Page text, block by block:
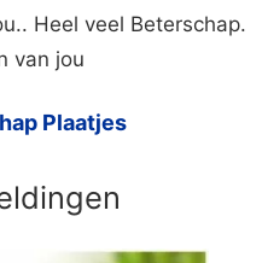
Heel veel Beterschap.
van jou
Plaatjes